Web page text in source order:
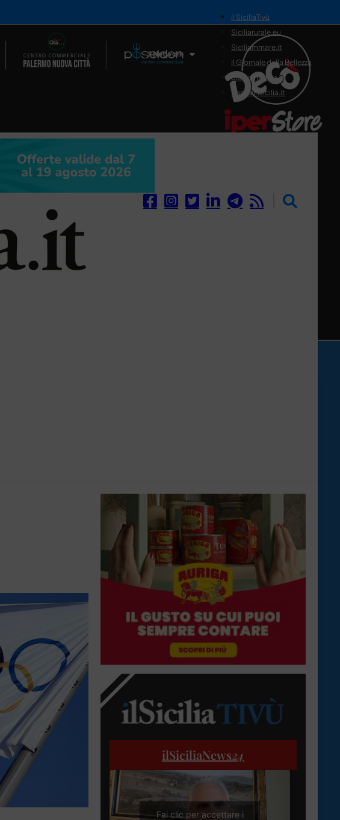
Il Network
il SiciliaTivù
Siciliarurale.eu
Siciliammare.it
Il Giornale della Bellezza
Siciliamedica.it
Sanitainsicilia.it
ilSiciliaNews24
Fai clic per accettare i